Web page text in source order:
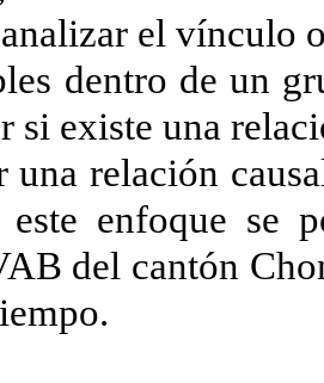
el vínculo
dentro de un
si existe una
una relación
enfoque se
del cantón